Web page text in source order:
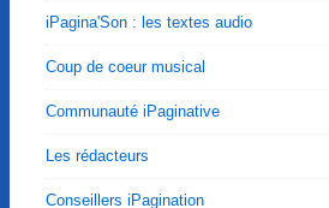
iPagina'Son : les textes audio
Coup de coeur musical
Communauté iPaginative
Les rédacteurs
Conseillers iPagination